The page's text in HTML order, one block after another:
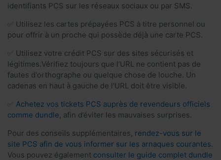
identifiants PCS sur les réseaux sociaux ou par SMS.
✅ Utilisez les cartes prépayées PCS à titre personnel ou
pour offrir à un proche qui possède déjà une carte PCS.
✅ Utilisez votre crédit PCS sur des sites sécurisés et
légitimes.Vérifiez toujours que l’URL ne contient pas de
fautes d'orthographe ou quelque chose de louche. Un
cadenas en haut à gauche de l'URL doit être visible.
Achetez vos tickets PCS auprès de revendeurs officiels
comme dundle , afin d’éviter les mauvaises surprises.
Pour des conseils supplémentaires, rendez-vous sur le
site PCS afin de vous informer sur les arnaques courantes
Vous pouvez également consulter le guide complet dundle